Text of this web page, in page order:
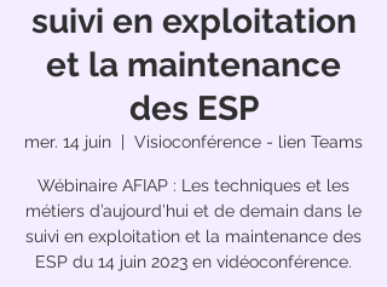
suivi en exploitation
et la maintenance
des ESP
mer. 14 juin
  |
Visioconférence - lien Teams
Wébinaire AFIAP : Les techniques et les
métiers d’aujourd’hui et de demain dans le
suivi en exploitation et la maintenance des
ESP du 14 juin 2023 en vidéoconférence.